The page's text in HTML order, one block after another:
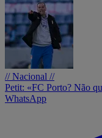
// Nacional //
Petit: «FC Porto? Não
WhatsApp